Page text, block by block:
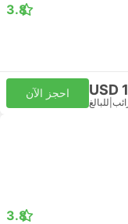
3.8
USD
للبالغ
احجز الآن
3.8